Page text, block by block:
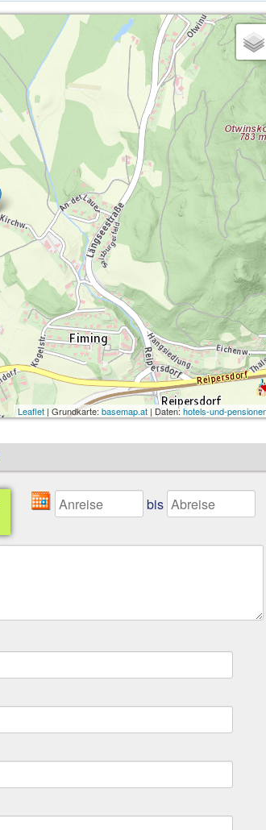
Leaflet | Grundkarte:basemap.at | Daten:hotels-und-
bis